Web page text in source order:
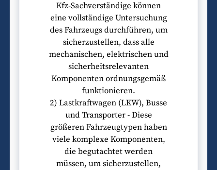
Kfz-Sachverständige können
eine vollständige Untersuchung
des Fahrzeugs durchführen, um
sicherzustellen, dass alle
mechanischen, elektrischen und
sicherheitsrelevanten
Komponenten ordnungsgemäß
funktionieren.
2) Lastkraftwagen (LKW), Busse
und Transporter - Diese
größeren Fahrzeugtypen haben
viele komplexe Komponenten,
die begutachtet werden
müssen, um sicherzustellen,